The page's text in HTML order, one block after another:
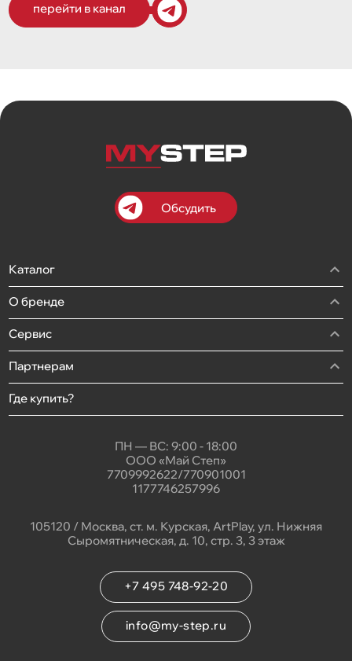
перейти в канал
Обсудить
Каталог
О бренде
Сервис
Партнерам
Где купить?
ПН — ВС: 9:00 - 18:00
ООО «Май Степ»
7709992622/770901001
1177746257996
105120 / Москва, ст. м. Курская, ArtPlay, ул. Нижняя
Сыромятническая, д. 10, стр. 3, 3 этаж
+7 495 748-92-20
info@my-step.ru